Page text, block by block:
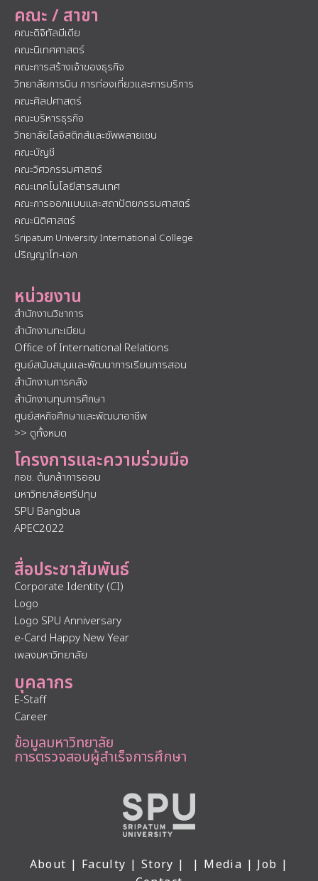
คณะ / สาขา
คณะดิจิทัลมีเดีย
คณะนิเทศศาสตร์
คณะการสร้างเจ้าของธุรกิจ
วิทยาลัยการบิน การท่องเที่ยวและการบริการ
คณะศิลปศาสตร์
คณะบริหารธุรกิจ
วิทยาลัยโลจิสติกส์และซัพพลายเชน
คณะบัญชี
คณะวิศวกรรมศาสตร์
คณะเทคโนโลยีสารสนเทศ
คณะการออกแบบและสถาปัตยกรรมศาสตร์
คณะนิติศาสตร์
Sripatum University International College
ปริญญาโท-เอก
หน่วยงาน
สำนักงานวิชาการ
สำนักงานทะเบียน
Office of International Relations
ศูนย์สนับสนุนและพัฒนาการเรียนการสอน
สำนักงานการคลัง
สำนักงานทุนการศึกษา
ศูนย์สหกิจศึกษาและพัฒนาอาชีพ
>> ดูทั้งหมด
โครงการและความร่วมมือ
กอช. ต้นกล้าการออม
มหาวิทยาลัยศรีปทุม
SPU Bangbua
APEC2022
สื่อประชาสัมพันธ์
Corporate Identity (CI)
Logo
Logo SPU Anniversary
e-Card Happy New Year
เพลงมหาวิทยาลัย
บุคลากร
E-Staff
Career
ข้อมูลมหาวิทยาลัย
การตรวจสอบผู้สำเร็จการศึกษา
About | Faculty | Story | | Media | Job |